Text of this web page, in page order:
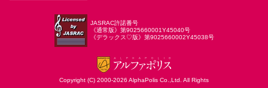
JASRAC許諾番号
《通常版》第9025660001Y45040号
《デラックス♡版》第9025660002Y45038号
Copyright (C) 2000-2026 AlphaPolis Co.,Ltd. All Rights